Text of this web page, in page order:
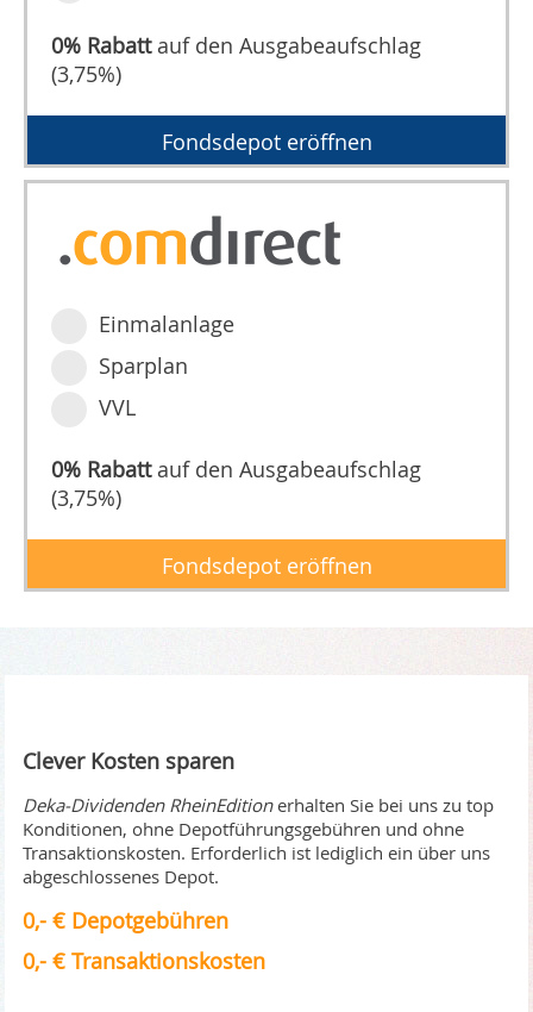
0% Rabattauf den Ausgabeaufschlag
(3,75%)
Fondsdepot eröffnen
Einmalanlage
Sparplan
VVL
0% Rabattauf den Ausgabeaufschlag
(3,75%)
Fondsdepot eröffnen
Clever Kosten sparen
Deka-Dividenden RheinEditionerhalten Sie bei uns zu top
Konditionen, ohne Depotführungsgebühren und ohne
Transaktionskosten. Erforderlich ist lediglich ein über uns
abgeschlossenes Depot.
0,- € Depotgebühren
0,- € Transaktionskosten